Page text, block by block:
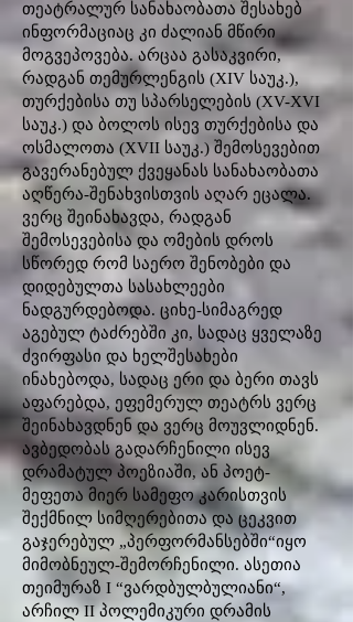
თეატრალურ სანახაობათა შესახებ
ინფორმაციაც კი ძალიან მწირი
მოგვეპოვება. არცაა გასაკვირი,
რადგან თემურლენგის (XIV საუკ.),
თურქებისა თუ სპარსელების (XV-XVI
საუკ.) და ბოლოს ისევ თურქებისა და
ოსმალოთა (XVII საუკ.) შემოსევებით
გავერანებულ ქვეყანას სანახაობათა
აღწერა-შენახვისთვის აღარ ეცალა.
ვერც შეინახავდა, რადგან
შემოსევებისა და ომების დროს
სწორედ რომ საერო შენობები და
დიდებულთა სასახლეები
ნადგურდებოდა. ციხე-სიმაგრედ
აგებულ ტაძრებში კი, სადაც ყველაზე
ძვირფასი და ხელშესახები
ინახებოდა, სადაც ერი და ბერი თავს
აფარებდა, ეფემერულ თეატრს ვერც
შეინახავდნენ და ვერც მოუვლიდნენ.
ავბედობას გადარჩენილი ისევ
დრამატულ პოეზიაში, ან პოეტ-
მეფეთა მიერ სამეფო კარისთვის
შექმნილ სიმღერებითა და ცეკვით
გაჯერებულ „პერფორმანსებში“იყო
მიმობნეულ-შემორჩენილი. ასეთია
თეიმურაზ I “ვარდბულბულიანი“,
არჩილ II პოლემიკური დრამის